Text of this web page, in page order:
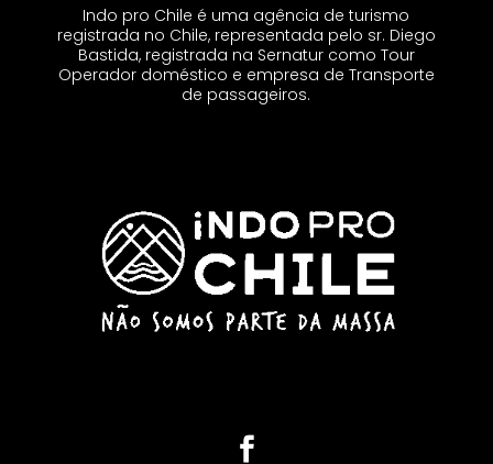
Indo pro Chile é uma agência de turismo
registrada no Chile, representada pelo sr. Diego
Bastida, registrada na Sernatur como Tour
Operador doméstico e empresa de Transporte
de passageiros.
